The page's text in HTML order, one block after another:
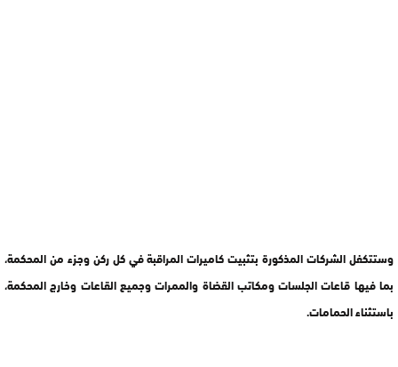
وستتكفل الشركات المذكورة بتثبيت كاميرات المراقبة في كل ركن وجزء من المحكمة،
بما فيها قاعات الجلسات ومكاتب القضاة والممرات وجميع القاعات وخارج المحكمة،
باستثناء الحمامات.